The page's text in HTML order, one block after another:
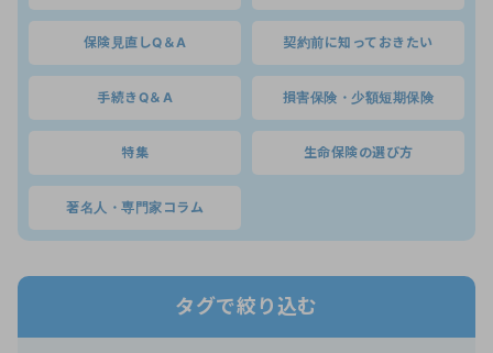
保険見直しQ＆A 契約前に知っておきたい
手続きQ＆A 損害保険・少額短期保険
特集 生命保険の選び方
著名人・専門家コラム
タグで絞り込む